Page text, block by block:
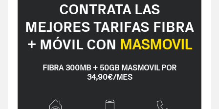
CONTRATA LAS
MEJORES TARIFAS FIBRA
+ MÓVIL CON MASMOVIL
FIBRA 300MB + 50GB MASMOVIL POR
34,90€/MES